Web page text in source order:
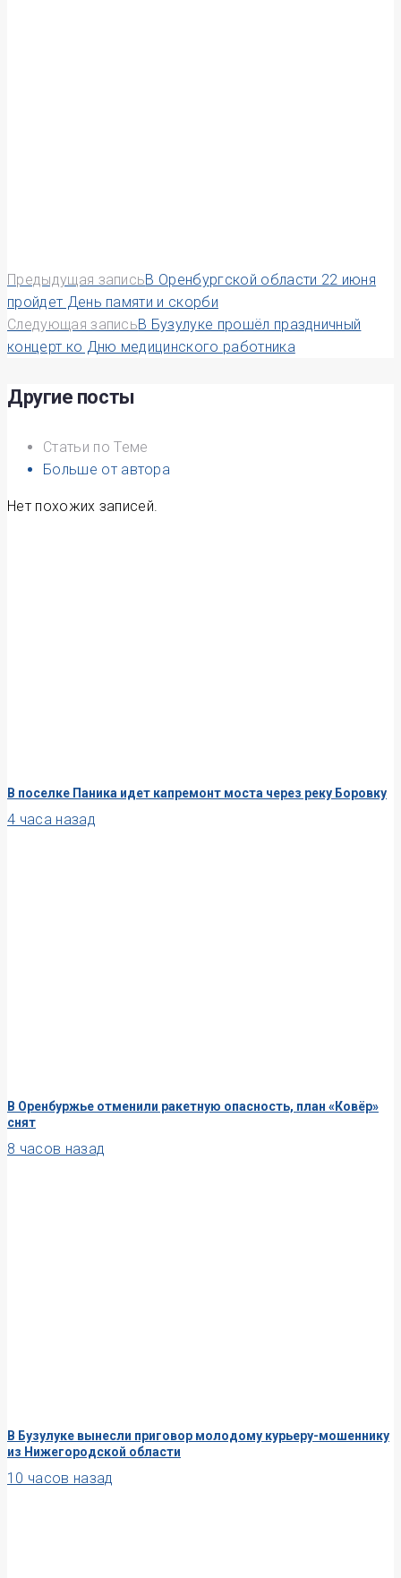
Навигация
по
записям
Предыдущая записьВ Оренбургской области 22 июня
пройдет День памяти и скорби
Следующая записьВ Бузулуке прошёл праздничный
концерт ко Дню медицинского работника
Другие посты
Статьи по Теме
Больше от автора
Нет похожих записей.
В поселке Паника идет капремонт моста через реку Боровку
4 часа назад
В Оренбуржье отменили ракетную опасность, план «Ковёр»
снят
8 часов назад
В Бузулуке вынесли приговор молодому курьеру-мошеннику
из Нижегородской области
10 часов назад